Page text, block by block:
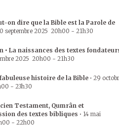
on dire que la Bible est la Parole de
septembre 2025 20h00 - 21h30
• La naissances des textes
2025 20h00 - 21h30
fabuleuse histoire de la Bible • 29
- 23h30
Testament, Qumrân et
des textes bibliques • 14 mai
- 22h00